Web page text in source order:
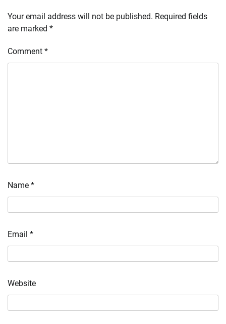
Your email address will not be published. Required fields
are marked *
Comment *
Name *
Email *
Website